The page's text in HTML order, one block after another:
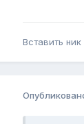
Вставить ник